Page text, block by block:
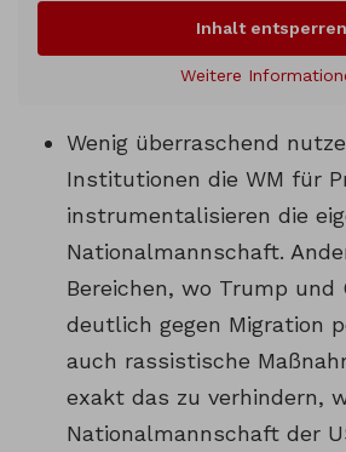
Inhalt entsperren
Weitere
Wenig überraschend
Institutionen die WM für
instrumentalisieren die
Nationalmannschaft.
Bereichen, wo Trump und
deutlich gegen Migration
auch rassistische
exakt das zu verhindern,
Nationalmannschaft der